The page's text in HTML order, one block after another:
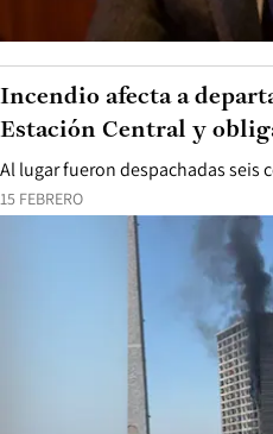
15 FEBRERO
Al lugar fueron despachadas seis
Incendio afecta a
Estación Central y